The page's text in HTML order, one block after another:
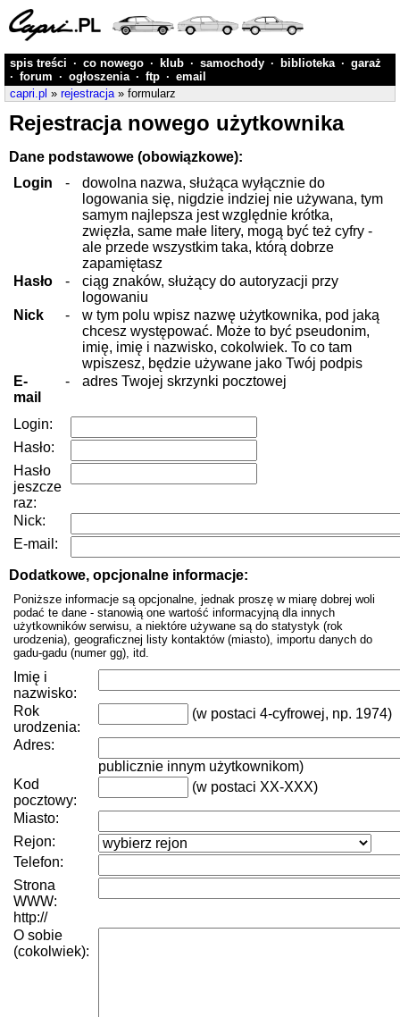
spis treści · co nowego · klub · samochody · biblioteka · garaż
· forum · ogłoszenia · ftp · email
capri.pl » rejestracja» formularz
Rejestracja nowego użytkownika
Dane podstawowe (obowiązkowe):
Login
-
dowolna nazwa, służąca wyłącznie do
logowania się, nigdzie indziej nie używana, tym
samym najlepsza jest względnie krótka,
zwięzła, same małe litery, mogą być też cyfry -
ale przede wszystkim taka, którą dobrze
zapamiętasz
Hasło
-
ciąg znaków, służący do autoryzacji przy
logowaniu
Nick
-
w tym polu wpisz nazwę użytkownika, pod jaką
chcesz występować. Może to być pseudonim,
imię, imię i nazwisko, cokolwiek. To co tam
wpiszesz, będzie używane jako Twój podpis
E-
mail
- adres Twojej skrzynki pocztowej
Login:
Hasło:
Hasło
jeszcze
raz:
Nick:
E-mail:
Dodatkowe, opcjonalne informacje:
Poniższe informacje są opcjonalne, jednak proszę w miarę dobrej woli
podać te dane - stanowią one wartość informacyjną dla innych
użytkowników serwisu, a niektóre używane są do statystyk (rok
urodzenia), geograficznej listy kontaktów (miasto), importu danych do
gadu-gadu (numer gg), itd.
Imię i
nazwisko:
Rok
urodzenia:
(w postaci 4-cyfrowej, np. 1974)
Adres:
publicznie innym użytkownikom)
Kod
pocztowy:
(w postaci XX-XXX)
Miasto:
Rejon:
Telefon:
Strona
WWW:
http://
O sobie
(cokolwiek):